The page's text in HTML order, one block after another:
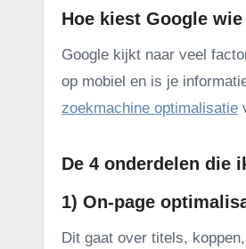
Hoe kiest Google
Google kijkt naar veel
op mobiel en is je
zoekmachine optimalisatie
De 4 onderdelen die
1) On-page
Dit gaat over titels,